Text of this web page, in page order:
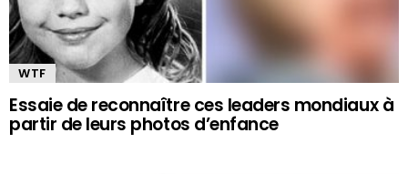
WTF
Essaie de reconnaître ces leaders mondiaux à
partir de leurs photos d’enfance